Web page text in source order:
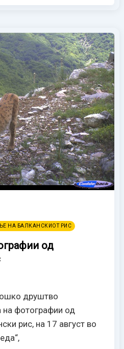
НА БАЛКАНСКИОТ РИС
од
друштво
на фотографии од
рис, на 17 август во